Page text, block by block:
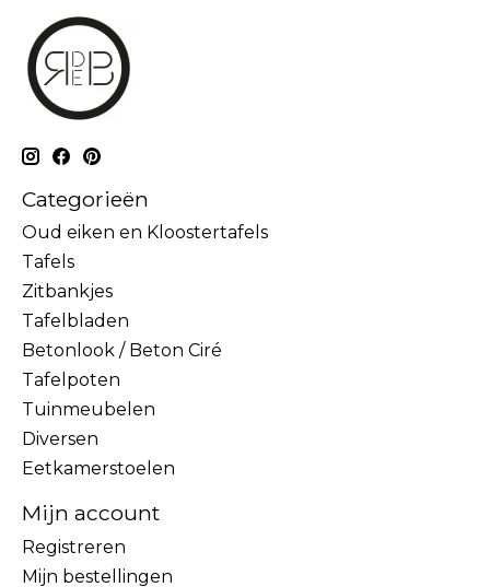
Categorieën
Oud eiken en Kloostertafels
Tafels
Zitbankjes
Tafelbladen
Betonlook / Beton Ciré
Tafelpoten
Tuinmeubelen
Diversen
Eetkamerstoelen
Mijn account
Registreren
Mijn bestellingen